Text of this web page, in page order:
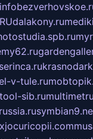
dalakony.ru
v-tule.ru
tool-sib.ru
xjocuricopii.com